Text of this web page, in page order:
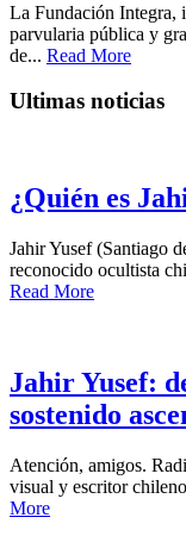
La Fundación Integra,
parvularia pública y
de... Read More
Ultimas noticias
¿Quién es
Jahir Yusef (Santiago
reconocido ocultista
Read More
Jahir Yusef:
sostenido
Atención, amigos.
visual y escritor
More